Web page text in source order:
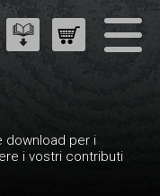
download per i
i vostri contributi